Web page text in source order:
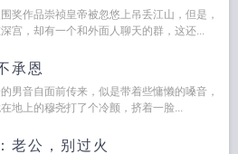
奖作品崇祯皇帝被忽悠上吊丢江山，但是，
宫，却有一个和外面人聊天的群，这还...
承恩
男音自面前传来，似是带着些慵懒的嗓音，
地上的穆尧打了个冷颤，挤着一脸...
老公，别过火